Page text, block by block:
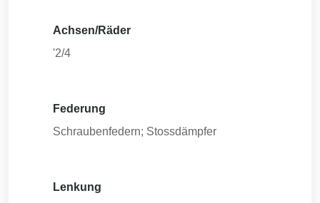
Achsen/Räder
'2/4
Federung
Schraubenfedern; Stossdämpfer
Lenkung